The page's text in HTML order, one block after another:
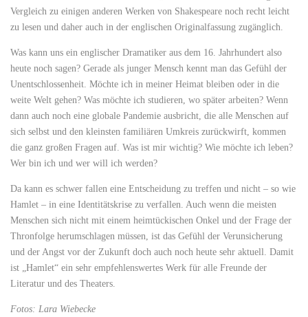
Vergleich zu einigen anderen Werken von Shakespeare noch recht leicht
zu lesen und daher auch in der englischen Originalfassung zugänglich.
Was kann uns ein englischer Dramatiker aus dem 16. Jahrhundert also
heute noch sagen? Gerade als junger Mensch kennt man das Gefühl der
Unentschlossenheit. Möchte ich in meiner Heimat bleiben oder in die
weite Welt gehen? Was möchte ich studieren, wo später arbeiten? Wenn
dann auch noch eine globale Pandemie ausbricht, die alle Menschen auf
sich selbst und den kleinsten familiären Umkreis zurückwirft, kommen
die ganz großen Fragen auf. Was ist mir wichtig? Wie möchte ich leben?
Wer bin ich und wer will ich werden?
Da kann es schwer fallen eine Entscheidung zu treffen und nicht – so wie
Hamlet – in eine Identitätskrise zu verfallen. Auch wenn die meisten
Menschen sich nicht mit einem heimtückischen Onkel und der Frage der
Thronfolge herumschlagen müssen, ist das Gefühl der Verunsicherung
und der Angst vor der Zukunft doch auch noch heute sehr aktuell. Damit
ist „Hamlet“ ein sehr empfehlenswertes Werk für alle Freunde der
Literatur und des Theaters.
Fotos: Lara Wiebecke